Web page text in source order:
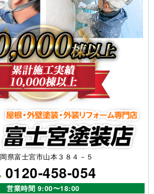
県富士宮市山本３８４－５
0120-458-054
営業時間 9:00〜18:00